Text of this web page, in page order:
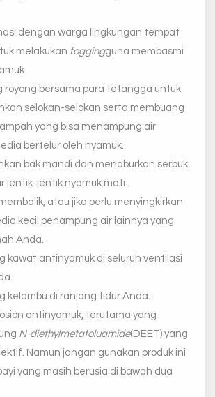
dengan warga lingkungan tempat
melakukan foggingguna membasmi
royong bersama para tetangga untuk
selokan-selokan serta membuang
yang bisa menampung air
bertelur oleh nyamuk.
bak mandi dan menaburkan serbuk
jentik-jentik nyamuk mati.
atau jika perlu menyingkirkan
kecil penampung air lainnya yang
Anda.
kawat antinyamuk di seluruh ventilasi
kelambu di ranjang tidur Anda.
antinyamuk, terutama yang
N-diethylmetatoluamide(DEET) yang
Namun jangan gunakan produk ini
yang masih berusia di bawah dua